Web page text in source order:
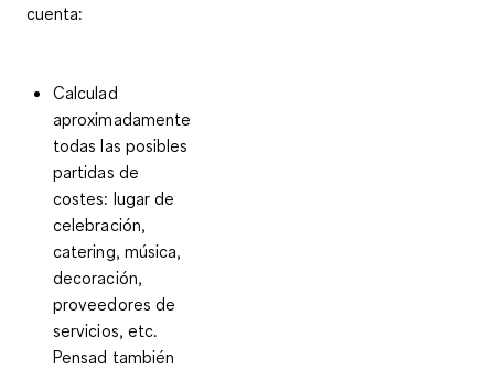
cuenta:
Calculad
aproximadamente
todas las posibles
partidas de
costes: lugar de
celebración,
catering, música,
decoración,
proveedores de
servicios, etc.
Pensad también